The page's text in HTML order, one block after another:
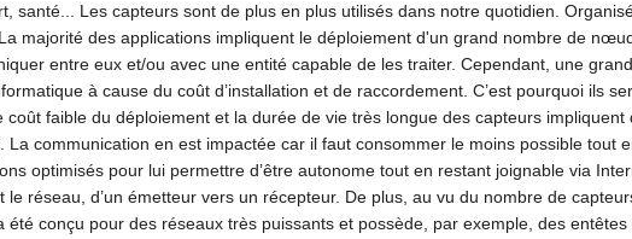
santé... Les capteurs sont de plus en plus utilisés dans notre quotidien.
majorité des applications impliquent le déploiement d'un grand nombre de
entre eux et/ou avec une entité capable de les traiter. Cependant, une
à cause du coût d’installation et de raccordement. C’est pourquoi ils
coût faible du déploiement et la durée de vie très longue des capteurs
La communication en est impactée car il faut consommer le moins possible
optimisés pour lui permettre d’être autonome tout en restant joignable via
réseau, d’un émetteur vers un récepteur. De plus, au vu du nombre de
été conçu pour des réseaux très puissants et possède, par exemple, des